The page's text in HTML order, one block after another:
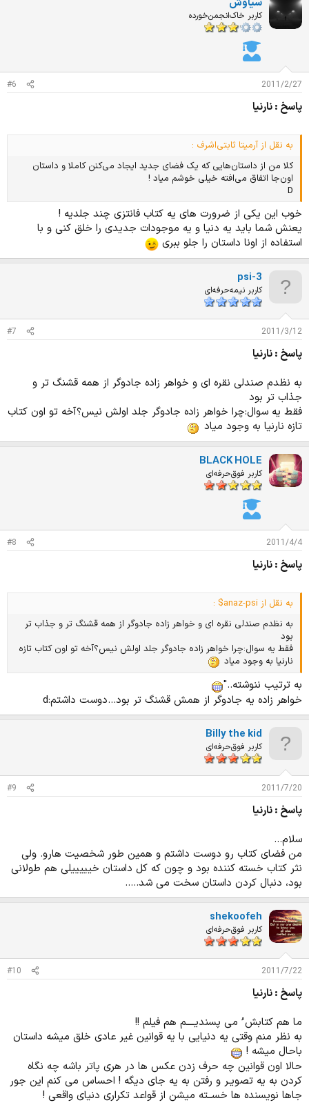
سیاوش
کاربر خاک‌انجمن‌خورده
2011/2/27
#6
پاسخ : نارنیا
به نقل از آرمیتا ثابتی‌اشرف :
کلا من از داستان‌هایی که یک فضای جدید ایجاد می‌کنن کاملا و داستان
اون‌جا اتفاق می‌افته خیلی خوشم میاد !
D
خوب این یکی از ضرورت های یه کتاب فانتزی چند جلدیه !
یعنش شما باید یه دنیا و یه موجودات جدیدی را خلق کنی و با
استفاده از اونا داستان را جلو ببری
psi-3
کاربر نیمه‌حرفه‌ای
2011/3/12
#7
پاسخ : نارنیا
به نظدم صندلی نقره ای و خواهر زاده جادوگر از همه قشنگ تر و
جذاب تر بود
فقط یه سوال:چرا خواهر زاده جادوگر جلد اولش نیس؟آخه تو اون کتاب
تازه نارنیا به وجود میاد
BLACK HOLE
کاربر فوق‌حرفه‌ای
2011/4/4
#8
پاسخ : نارنیا
به نقل از anaz-psi$ :
به نظدم صندلی نقره ای و خواهر زاده جادوگر از همه قشنگ تر و جذاب تر
بود
فقط یه سوال:چرا خواهر زاده جادوگر جلد اولش نیس؟آخه تو اون کتاب تازه
نارنیا به وجود میاد
به ترتیب ننوشته.."
خواهر زاده یه جادوگر از همش قشنگ تر بود...دوست داشتم:d
Billy the kid
کاربر فوق‌حرفه‌ای
2011/7/20
#9
پاسخ : نارنیا
سلام...
من فضای کتاب رو دوست داشتم و همین طور شخصیت هارو. ولی
نثر کتاب خسته کننده بود و چون که کل داستان خیییییلی هم طولانی
بود، دنبال کردن داستان سخت می شد.....
shekoofeh
کاربر فوق‌حرفه‌ای
2011/7/22
#10
پاسخ : نارنیا
ما هم کتابش ُ می پسندیــــم هم فیلم !!
به نظر منم وقتی یه دنیایی با یه قوانین غیر عادی خلق میشه داستان
باحال میشه !
حالا اون قوانین چه حرف زدن عکس ها در هری پاتر باشه چه نگاه
کردن به یه تصویـر و رفتن به یه جای دیگه ! احساس می کنم این جور
جاها نویسنده ها خســته میشن از قواعد تکراری دنیای واقعی !